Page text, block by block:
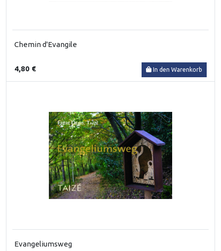
Chemin d'Evangile
4,80 € In den Warenkorb
Evangeliumsweg